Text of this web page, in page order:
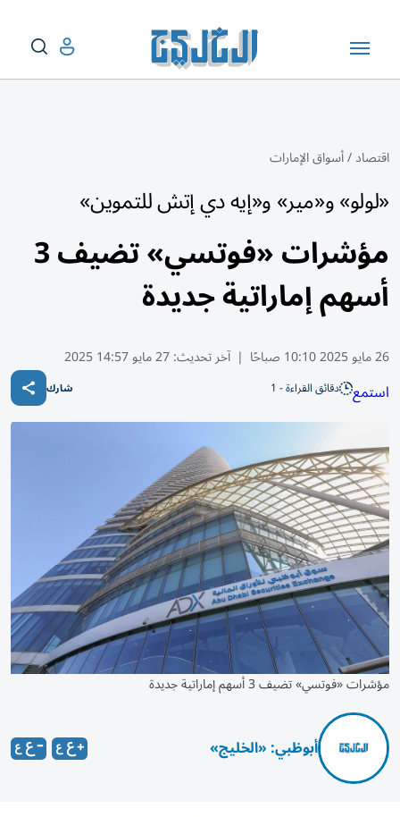
اقتصاد/أسواق الإمارات
«لولو» و«مير» و«إيه دي إتش للتموين»
مؤشرات «فوتسي» تضيف 3
أسهم إماراتية جديدة
26 مايو 2025 10:10 صباحًا | آخر تحديث:27 مايو 14:57 2025
استمع دقائق القراءة - 1 شارك
مؤشرات «فوتسي» تضيف 3 أسهم إماراتية جديدة
أبوظبي: «الخليج»